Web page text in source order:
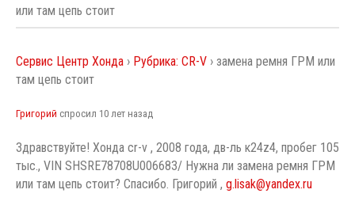
или там цепь стоит
Сервис Центр Хонда › Рубрика: CR-V › замена ремня ГРМ или
там цепь стоит
Григорий спросил 10 лет назад
Здравствуйте! Хонда cr-v , 2008 года, дв-ль к24z4, пробег 105
тыс., VIN SHSRE78708U006683/ Нужна ли замена ремня ГРМ
или там цепь стоит? Спасибо. Григорий , g.lisak@yandex.ru